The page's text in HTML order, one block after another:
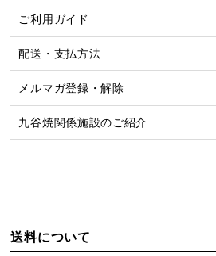
ご利用ガイド
配送・支払方法
メルマガ登録・解除
九谷焼関係施設のご紹介
送料について